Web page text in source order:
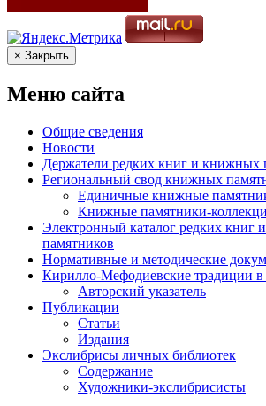
× Закрыть
Меню сайта
Общие сведения
Новости
Держатели редких книг и книжных
Региональный свод книжных
Единичные книжные
Книжные памятники-
Электронный каталог редких книг
памятников
Нормативные и методические
Кирилло-Мефодиевские традиции в
Авторский указатель
Публикации
Статьи
Издания
Экслибрисы личных библиотек
Содержание
Художники-экслибрисисты